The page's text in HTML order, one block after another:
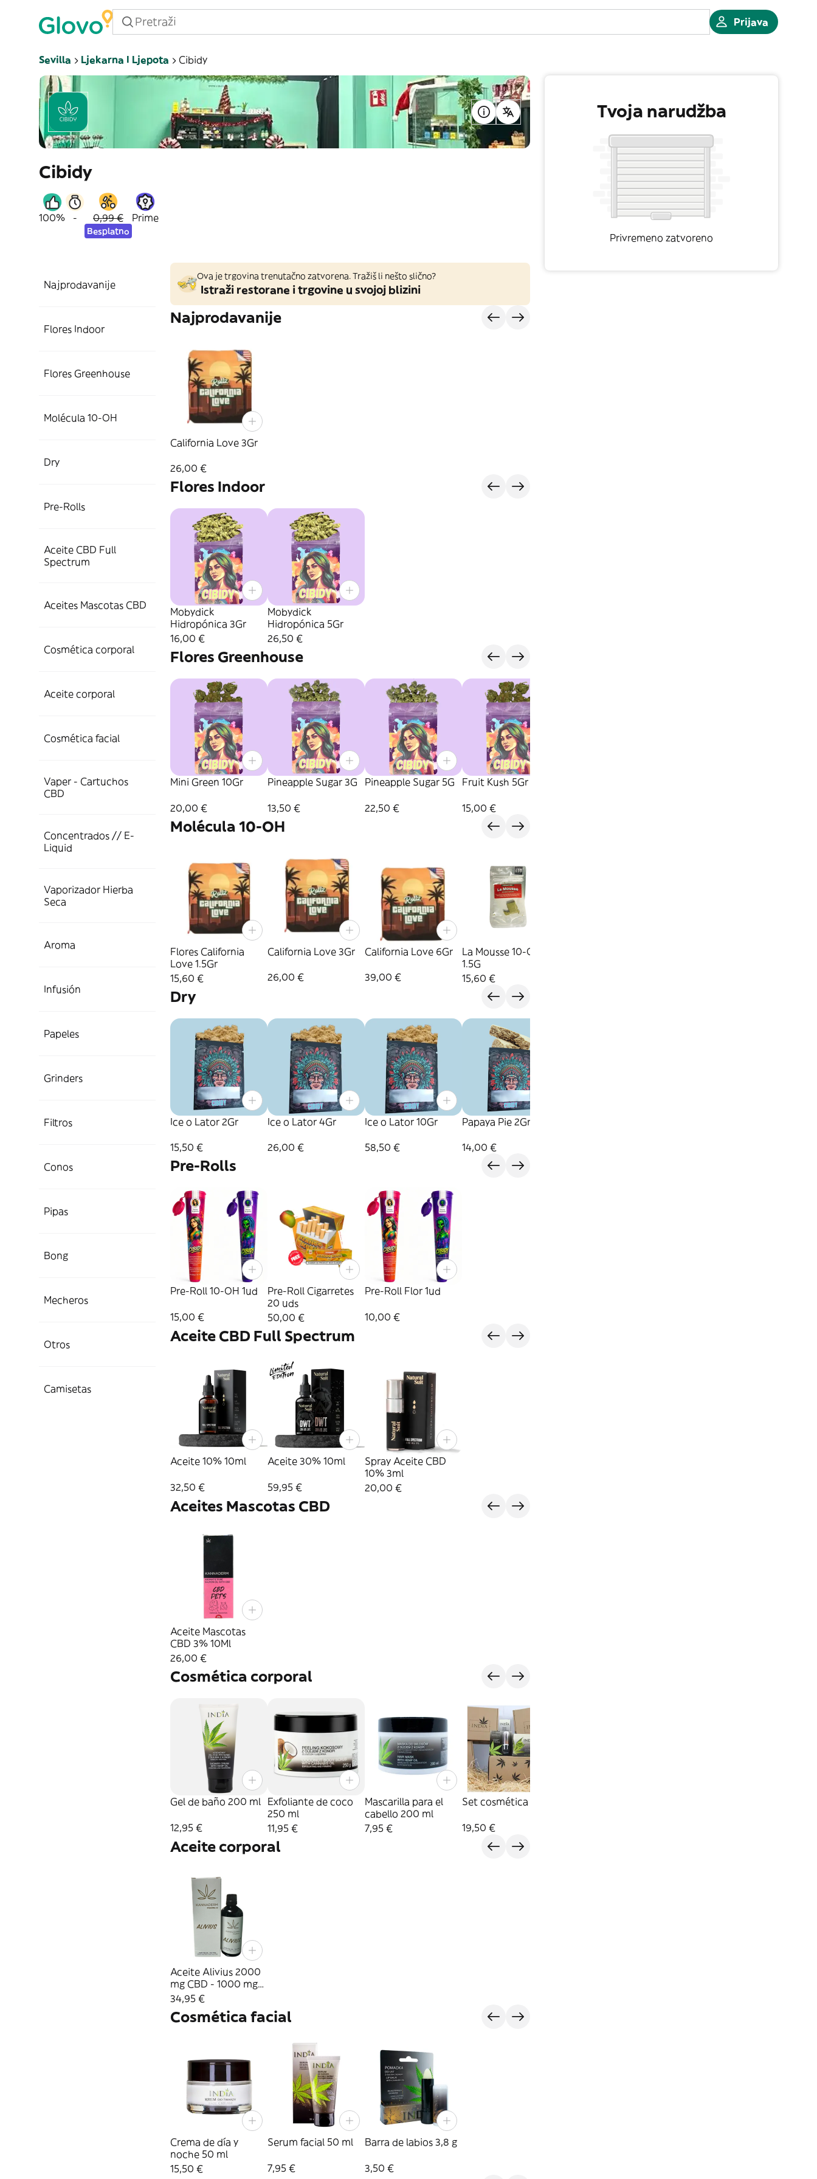
Prijava
Sevilla Ljekarna I Ljepota Cibidy
Cibidy
100% - 0,99 €
Besplatno
Prime
Najprodavanije
Flores Indoor
Flores Greenhouse
Molécula 10-OH
Dry
Pre-Rolls
Aceite CBD Full
Spectrum
Aceites Mascotas CBD
Cosmética corporal
Aceite corporal
Cosmética facial
Vaper - Cartuchos
CBD
Concentrados // E-
Liquid
Vaporizador Hierba
Seca
Aroma
Infusión
Papeles
Grinders
Filtros
Conos
Pipas
Bong
Mecheros
Otros
Camisetas
Ova je trgovina trenutačno zatvorena. Tražiš li nešto slično?
Istraži restorane i trgovine u svojoj blizini
Najprodavanije
California Love 3Gr
26,00 €
Flores Indoor
Mobydick
Hidropónica 3Gr
16,00 €
Mobydick
Hidropónica 5Gr
26,50 €
Flores Greenhouse
Mini Green 10Gr
20,00 €
Pineapple Sugar 3G
13,50 €
Pineapple Sugar 5G
22,50 €
Fruit Kush 5Gr
15,00 €
Molécula 10-OH
Flores California
Love 1.5Gr
15,60 €
California Love 3Gr
26,00 €
California Love 6Gr
39,00 €
La Mousse 10-Oh
1.5G
15,60 €
Dry
Ice o Lator 2Gr
15,50 €
Ice o Lator 4Gr
26,00 €
Ice o Lator 10Gr
58,50 €
Papaya Pie 2Gr
14,00 €
Pre-Rolls
Pre-Roll 10-OH 1ud
15,00 €
Pre-Roll Cigarretes
20 uds
50,00 €
Pre-Roll Flor 1ud
10,00 €
Aceite CBD Full Spectrum
Aceite 10% 10ml
32,50 €
Aceite 30% 10ml
59,95 €
Spray Aceite CBD
10% 3ml
20,00 €
Aceites Mascotas CBD
Aceite Mascotas
CBD 3% 10Ml
26,00 €
Cosmética corporal
Gel de baño 200 ml
12,95 €
Exfoliante de coco
250 ml
11,95 €
Mascarilla para el
cabello 200 ml
7,95 €
Set cosmética
19,50 €
Aceite corporal
Aceite Alivius 2000
mg CBD - 1000 mg
CBG 100Ml
34,95 €
Cosmética facial
Crema de día y
noche 50 ml
15,50 €
Serum facial 50 ml
7,95 €
Barra de labios 3,8 g
3,50 €
Tvoja narudžba
Privremeno zatvoreno